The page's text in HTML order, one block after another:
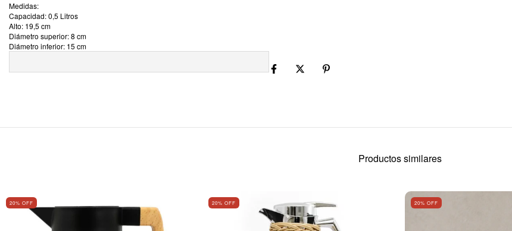
Medidas:
Capacidad: 0,5 Litros
Alto: 19,5 cm
Diámetro superior: 8 cm
Diámetro inferior: 15 cm
Productos similares
20% OFF 20% OFF 20% OFF